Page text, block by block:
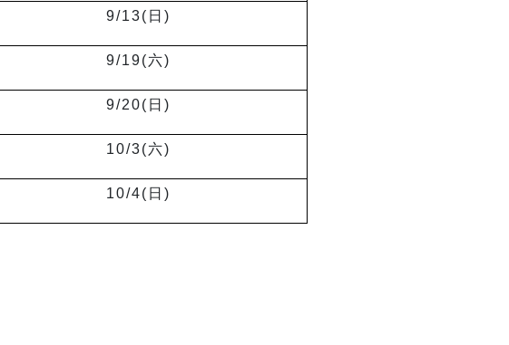
9/13( 日)
9/19(六)
9/20( 日)
10/3(六)
10/4( 日)